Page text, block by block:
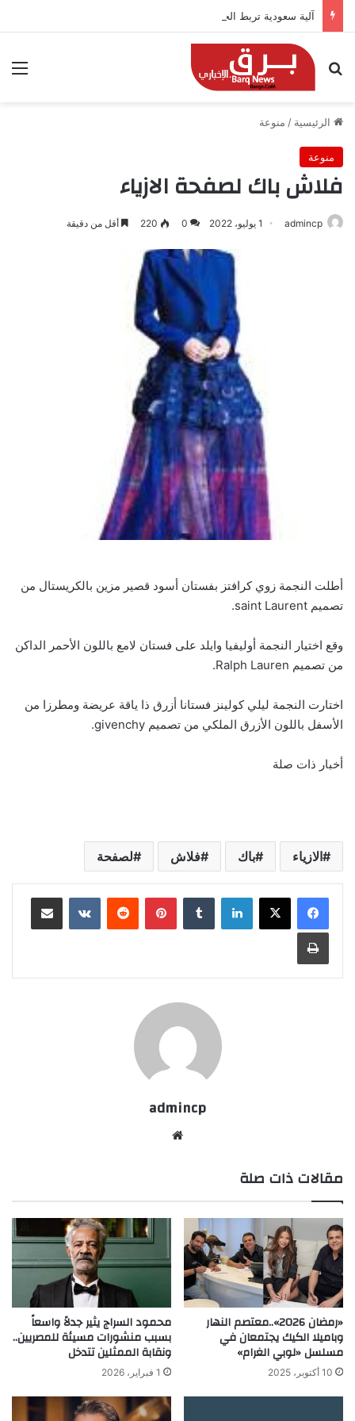
آلية سعودية تربط الحضور باجتياز الدورات
بحث عن
الرئيسية / منوعة
منوعة
فلاش باك لصفحة الازياء
admincp 1 يوليو، 2022 0
220 أقل من دقيقة
أطلت النجمة زوي كرافتز بفستان أسود قصير مزين بالكريستال من
تصميم saint Laurent.
وقع اختيار النجمة أوليفيا وايلد على فستان لامع باللون الأحمر الداكن
من تصميم Ralph Lauren.
اختارت النجمة ليلي كولينز فستانا أزرق ذا ياقة عريضة ومطرزا من
الأسفل باللون الأزرق الملكي من تصميم givenchy.
أخبار ذات صلة
الازياء باك فلاش لصفحة
لينكدإن بينتيريست
admincp
مقالات ذات صلة
«رمضان 2026»..معتصم النهار
وباميلا الكيك يجتمعان في
مسلسل «لوبي الغرام»
10 أكتوبر، 2025
محمود السراج يثير جدلاً واسعاً
بسبب منشورات مسيئة للمصريين..
ونقابة الممثلين تتدخل
1 فبراير، 2026